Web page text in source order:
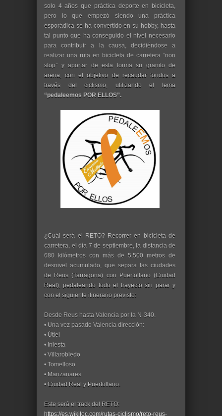
solo 4 años que práctica deporte en bicicleta,
pero lo que empezó siendo una práctica
esporádica se ha convertido en su hobby, hasta
tal punto que ha conseguido el nivel necesario
para contribuir a la causa, decidiéndose a
realizar una ruta en bicicleta de carretera “non
stop” y aportar de esta forma su granito de
arena, con el objetivo de recaudar fondos a
través del ciclismo, utilizando el lema
“pedaleemos POR ELLOS”.
¿Cuál será el RETO? Recorrer en bicicleta de
carretera, el día 7 de septiembre, la distancia de
680 kilómetros con más de 5.500 metros de
desnivel acumulado, que separa las ciudades
de Reus (Tarragona) con Puertollano (Ciudad
Real), pedaleando todo el trayecto sin parar y
con el siguiente itinerario previsto:
Desde Reus hasta Valencia por la N-340.
• Una vez pasado Valencia dirección:
• Útiel
• Iniesta
• Villarobledo
• Tomelloso
• Manzanares
• Ciudad Real y Puertollano.
Este será el track del RETO:
https://es.wikiloc.com/rutas-ciclismo/reto-reus-